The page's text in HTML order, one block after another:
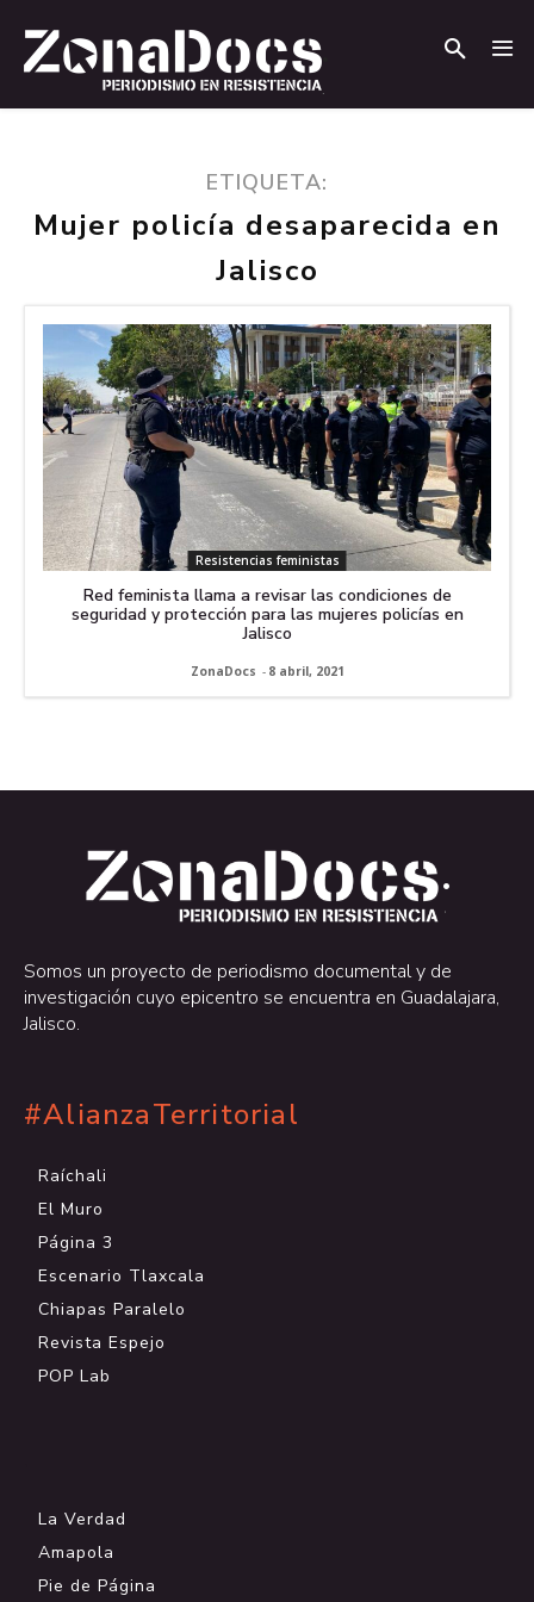
ETIQUETA:
Mujer policía desaparecida en
Jalisco
Resistencias feministas
Red feminista llama a revisar las condiciones de
seguridad y protección para las mujeres policías en
Jalisco
ZonaDocs - 8 abril, 2021
.
.
Somos un proyecto de periodismo documental y de
investigación cuyo epicentro se encuentra en Guadalajara,
Jalisco.
#AlianzaTerritorial
Raíchali
El Muro
Página 3
Escenario Tlaxcala
Chiapas Paralelo
Revista Espejo
POP Lab
La Verdad
Amapola
Pie de Página